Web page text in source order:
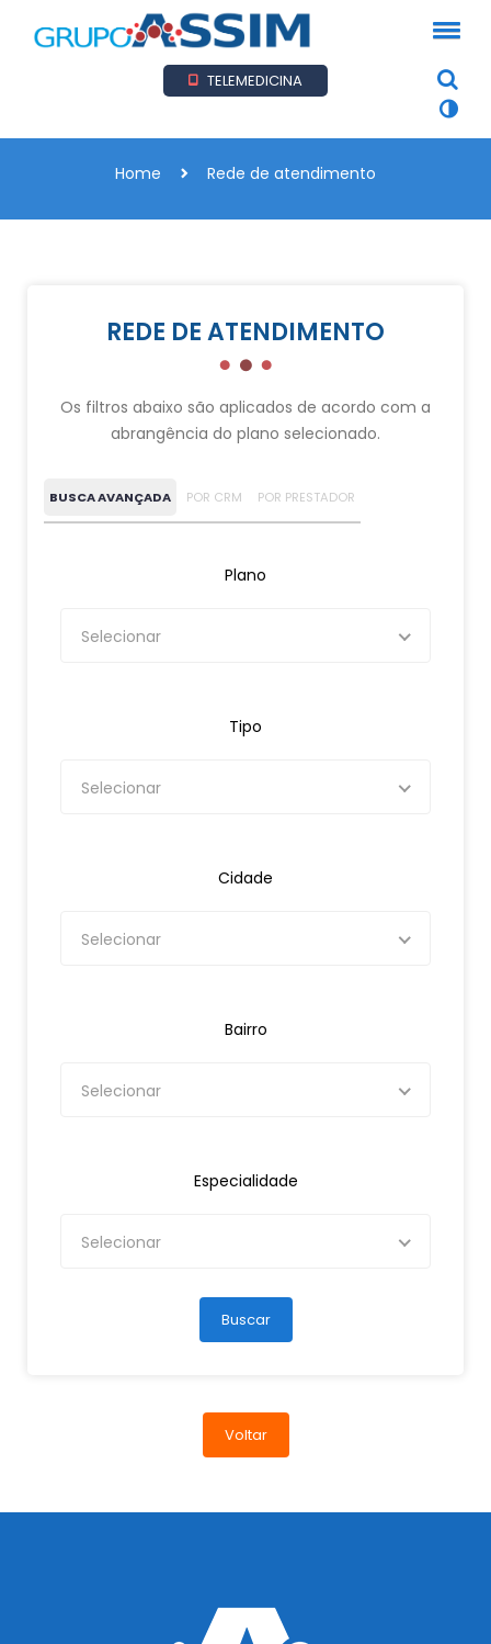
TELEMEDICINA
Home Rede de atendimento
REDE DE ATENDIMENTO
Os filtros abaixo são aplicados de acordo com a
abrangência do plano selecionado.
BUSCA AVANÇADA POR CRM POR PRESTADOR
Plano
Selecionar
Tipo
Selecionar
Cidade
Selecionar
Bairro
Selecionar
Especialidade
Selecionar
Buscar
Voltar